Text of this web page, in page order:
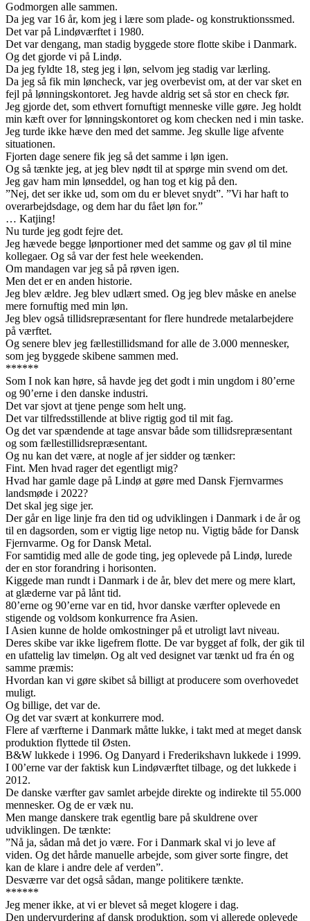
Godmorgen alle sammen.
Da jeg var 16 år, kom jeg i lære som plade- og konstruktionssmed.
Det var på Lindøværftet i 1980.
Det var dengang, man stadig byggede store flotte skibe i Danmark.
Og det gjorde vi på Lindø.
Da jeg fyldte 18, steg jeg i løn, selvom jeg stadig var lærling.
Da jeg så fik min løncheck, var jeg overbevist om, at der var sket en
fejl på lønningskontoret. Jeg havde aldrig set så stor en check før.
Jeg gjorde det, som ethvert fornuftigt menneske ville gøre. Jeg holdt
min kæft over for lønningskontoret og kom checken ned i min taske.
Jeg turde ikke hæve den med det samme. Jeg skulle lige afvente
situationen.
Fjorten dage senere fik jeg så det samme i løn igen.
Og så tænkte jeg, at jeg blev nødt til at spørge min svend om det.
Jeg gav ham min lønseddel, og han tog et kig på den.
”Nej, det ser ikke ud, som om du er blevet snydt”. ”Vi har haft to
overarbejdsdage, og dem har du fået løn for.”
… Katjing!
Nu turde jeg godt fejre det.
Jeg hævede begge lønportioner med det samme og gav øl til mine
kollegaer. Og så var der fest hele weekenden.
Om mandagen var jeg så på røven igen.
Men det er en anden historie.
Jeg blev ældre. Jeg blev udlært smed. Og jeg blev måske en anelse
mere fornuftig med min løn.
Jeg blev også tillidsrepræsentant for flere hundrede metalarbejdere
på værftet.
Og senere blev jeg fællestillidsmand for alle de 3.000 mennesker,
som jeg byggede skibene sammen med.
******
Som I nok kan høre, så havde jeg det godt i min ungdom i 80’erne
og 90’erne i den danske industri.
Det var sjovt at tjene penge som helt ung.
Det var tilfredsstillende at blive rigtig god til mit fag.
Og det var spændende at tage ansvar både som tillidsrepræsentant
og som fællestillidsrepræsentant.
Og nu kan det være, at nogle af jer sidder og tænker:
Fint. Men hvad rager det egentligt mig?
Hvad har gamle dage på Lindø at gøre med Dansk Fjernvarmes
landsmøde i 2022?
Det skal jeg sige jer.
Der går en lige linje fra den tid og udviklingen i Danmark i de år og
til en dagsorden, som er vigtig lige netop nu. Vigtig både for Dansk
Fjernvarme. Og for Dansk Metal.
For samtidig med alle de gode ting, jeg oplevede på Lindø, lurede
der en stor forandring i horisonten.
Kiggede man rundt i Danmark i de år, blev det mere og mere klart,
at glæderne var på lånt tid.
80’erne og 90’erne var en tid, hvor danske værfter oplevede en
stigende og voldsom konkurrence fra Asien.
I Asien kunne de holde omkostninger på et utroligt lavt niveau.
Deres skibe var ikke ligefrem flotte. De var bygget af folk, der gik til
en ufattelig lav timeløn. Og alt ved designet var tænkt ud fra én og
samme præmis:
Hvordan kan vi gøre skibet så billigt at producere som overhovedet
muligt.
Og billige, det var de.
Og det var svært at konkurrere mod.
Flere af værfterne i Danmark måtte lukke, i takt med at meget dansk
produktion flyttede til Østen.
B&W lukkede i 1996. Og Danyard i Frederikshavn lukkede i 1999.
I 00’erne var der faktisk kun Lindøværftet tilbage, og det lukkede i
2012.
De danske værfter gav samlet arbejde direkte og indirekte til 55.000
mennesker. Og de er væk nu.
Men mange danskere trak egentlig bare på skuldrene over
udviklingen. De tænkte:
”Nå ja, sådan må det jo være. For i Danmark skal vi jo leve af
viden. Og det hårde manuelle arbejde, som giver sorte fingre, det
kan de klare i andre dele af verden”.
Desværre var det også sådan, mange politikere tænkte.
******
Jeg mener ikke, at vi er blevet så meget klogere i dag.
Den undervurdering af dansk produktion, som vi allerede oplevede